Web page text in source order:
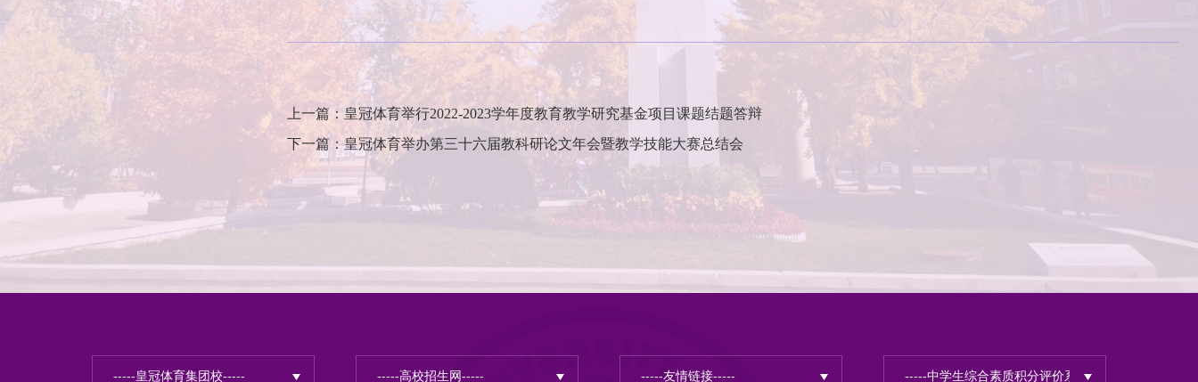
上一篇：皇冠体育举行2022-2023学年度教育教学研究基金项目课题结题答辩
下一篇：皇冠体育举办第三十六届教科研论文年会暨教学技能大赛总结会